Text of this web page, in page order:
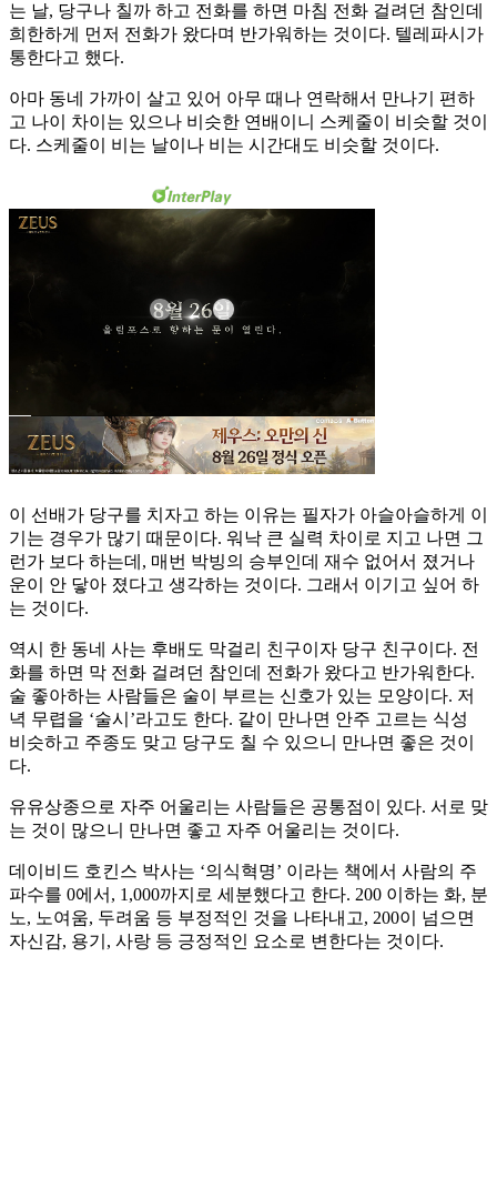
는 날, 당구나 칠까 하고 전화를 하면 마침 전화 걸려던 참인데
희한하게 먼저 전화가 왔다며 반가워하는 것이다. 텔레파시가
통한다고 했다.
아마 동네 가까이 살고 있어 아무 때나 연락해서 만나기 편하
고 나이 차이는 있으나 비슷한 연배이니 스케줄이 비슷할 것이
다. 스케줄이 비는 날이나 비는 시간대도 비슷할 것이다.
이 선배가 당구를 치자고 하는 이유는 필자가 아슬아슬하게 이
기는 경우가 많기 때문이다. 워낙 큰 실력 차이로 지고 나면 그
런가 보다 하는데, 매번 박빙의 승부인데 재수 없어서 졌거나
운이 안 닿아 졌다고 생각하는 것이다. 그래서 이기고 싶어 하
는 것이다.
역시 한 동네 사는 후배도 막걸리 친구이자 당구 친구이다. 전
화를 하면 막 전화 걸려던 참인데 전화가 왔다고 반가워한다.
술 좋아하는 사람들은 술이 부르는 신호가 있는 모양이다. 저
녁 무렵을 ‘술시’라고도 한다. 같이 만나면 안주 고르는 식성
비슷하고 주종도 맞고 당구도 칠 수 있으니 만나면 좋은 것이
다.
유유상종으로 자주 어울리는 사람들은 공통점이 있다. 서로 맞
는 것이 많으니 만나면 좋고 자주 어울리는 것이다.
데이비드 호킨스 박사는 ‘의식혁명’ 이라는 책에서 사람의 주
파수를 0에서, 1,000까지로 세분했다고 한다. 200 이하는 화, 분
노, 노여움, 두려움 등 부정적인 것을 나타내고, 200이 넘으면
자신감, 용기, 사랑 등 긍정적인 요소로 변한다는 것이다.